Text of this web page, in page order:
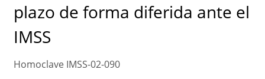
plazo de forma diferida ante el
IMSS
Homoclave IMSS-02-090